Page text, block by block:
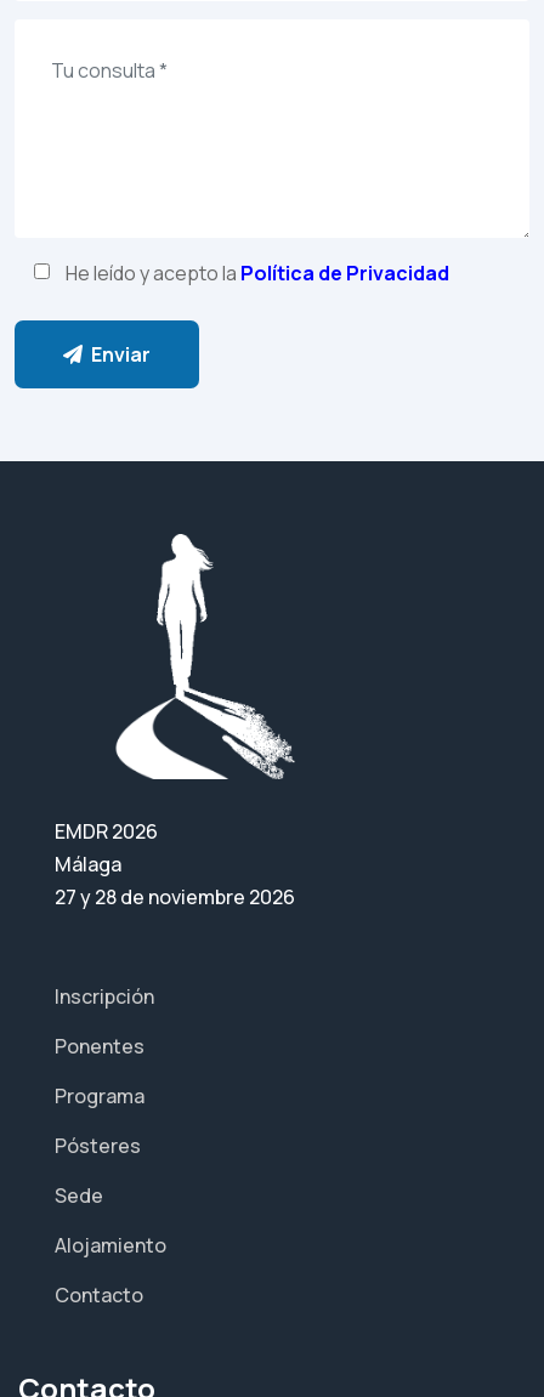
He leído y acepto la Política de Privacidad
Enviar
EMDR 2026
Málaga
27 y 28 de noviembre 2026
Inscripción
Ponentes
Programa
Pósteres
Sede
Alojamiento
Contacto
Contacto